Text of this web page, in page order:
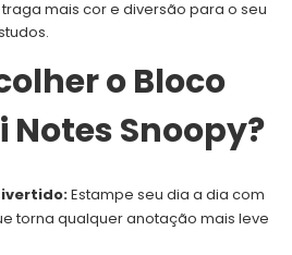
mais cor e diversão para o seu
o Bloco
Notes Snoopy?
Estampe seu dia a dia com
torna qualquer anotação mais leve